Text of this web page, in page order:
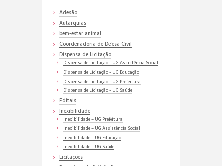
Adesão
Autarquias
bem-estar animal
Coordenadoria de Defesa Civil
Dispensa de Licitação
Dispensa de Licitação – UG Assistência Social
Dispensa de Licitação – UG Educação
Dispensa de Licitação – UG Prefeitura
Dispensa de Licitação – UG Saúde
Editais
Inexibilidade
Inexibilidade – UG Prefeitura
Inexibilidade – UG Assistência Social
Inexibilidade – UG Educação
Inexibilidade – UG Saúde
Licitações